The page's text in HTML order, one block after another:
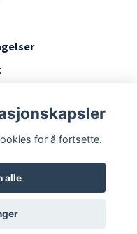
for å fortsette.
alle